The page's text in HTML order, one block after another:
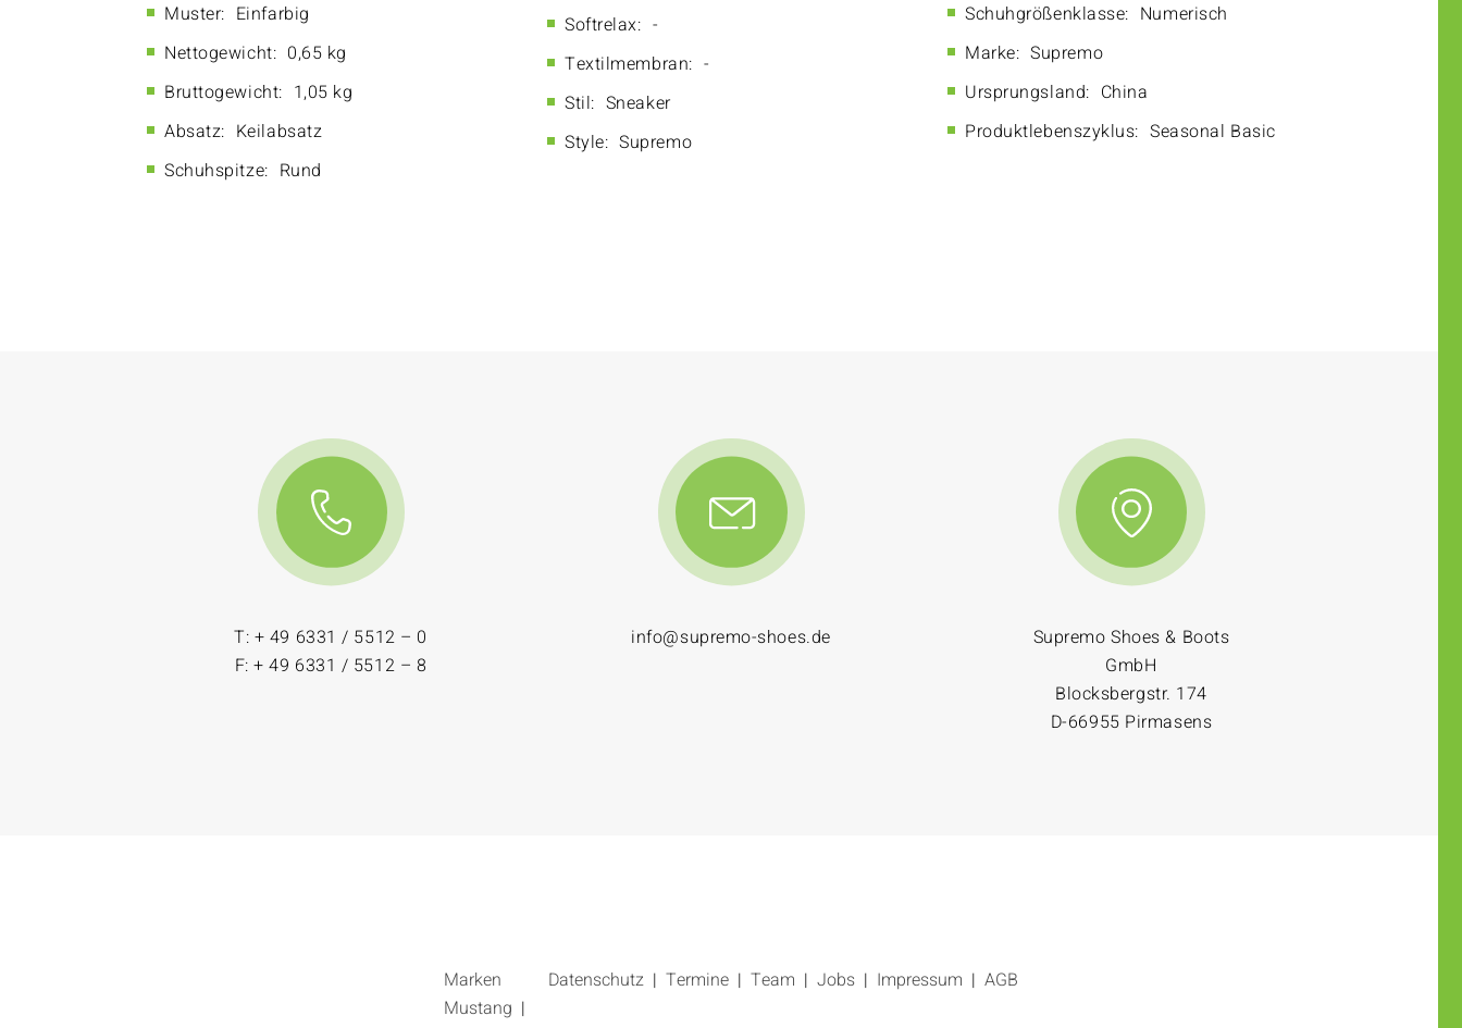
Muster: Einfarbig
Nettogewicht: 0,65 kg
Bruttogewicht: 1,05 kg
Absatz: Keilabsatz
Schuhspitze: Rund
Softrelax: -
Textilmembran: -
Stil: Sneaker
Style: Supremo
Schuhgrößenklasse: Numerisch
Marke: Supremo
Ursprungsland: China
Produktlebenszyklus: Seasonal Basic
T: + 49 6331 / 5512 – 0
F: + 49 6331 / 5512 – 8
info@supremo-shoes.de
Supremo Shoes & Boots
GmbH
Blocksbergstr. 174
D-66955 Pirmasens
Marken
Mustang
Datenschutz Termine Team Jobs Impressum AGB